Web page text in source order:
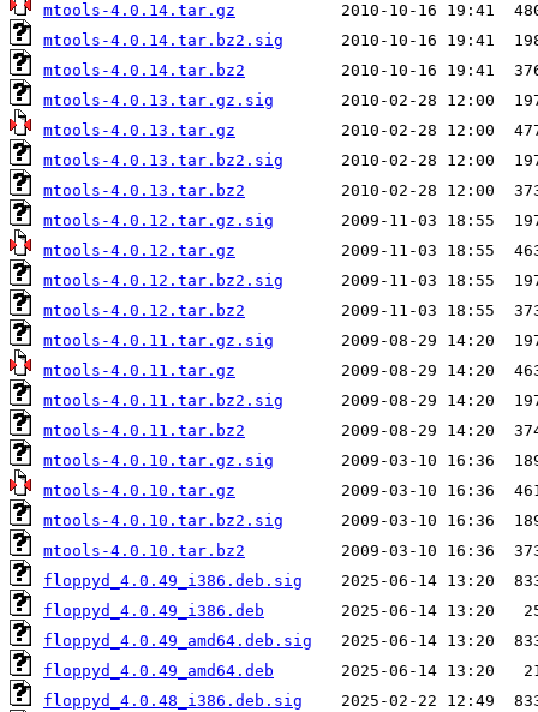
mtools-4.0.14.tar.gz
mtools-4.0.14.tar.bz2.sig
mtools-4.0.14.tar.bz2
mtools-4.0.13.tar.gz.sig
mtools-4.0.13.tar.gz
mtools-4.0.13.tar.bz2.sig
mtools-4.0.13.tar.bz2
mtools-4.0.12.tar.gz.sig
mtools-4.0.12.tar.gz
mtools-4.0.12.tar.bz2.sig
mtools-4.0.12.tar.bz2
mtools-4.0.11.tar.gz.sig
mtools-4.0.11.tar.gz
mtools-4.0.11.tar.bz2.sig
mtools-4.0.11.tar.bz2
mtools-4.0.10.tar.gz.sig
mtools-4.0.10.tar.gz
mtools-4.0.10.tar.bz2.sig
mtools-4.0.10.tar.bz2
floppyd_4.0.49_i386.deb.sig
floppyd_4.0.49_i386.deb
floppyd_4.0.49_amd64.deb.sig
floppyd_4.0.49_amd64.deb
floppyd_4.0.48_i386.deb.sig